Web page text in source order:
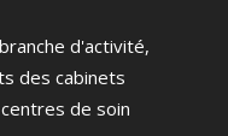
d'activité,
des cabinets
de soin